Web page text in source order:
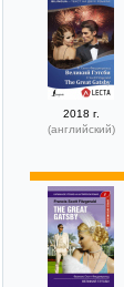
2018 г.
(английский)